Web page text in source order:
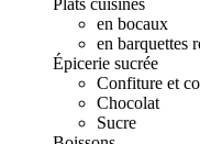
Plats cuisinés
en bocaux
en barquettes
Épicerie sucrée
Confiture et
Chocolat
Sucre